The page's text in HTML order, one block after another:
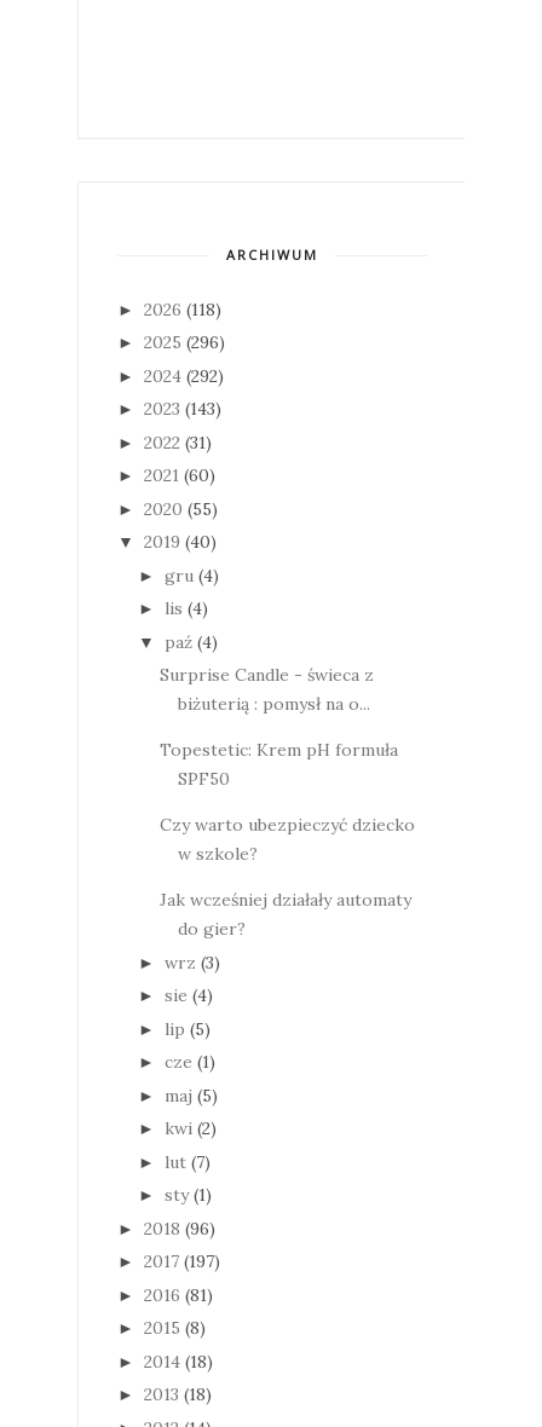
ARCHIWUM
► 2026 (118)
► 2025 (296)
► 2024 (292)
► 2023 (143)
► 2022 (31)
► 2021 (60)
► 2020 (55)
▼ 2019 (40)
► gru (4)
► lis (4)
▼ paź (4)
Surprise Candle - świeca z
biżuterią : pomysł na o...
Topestetic: Krem pH formuła
SPF50
Czy warto ubezpieczyć dziecko
w szkole?
Jak wcześniej działały automaty
do gier?
► wrz (3)
► sie (4)
► lip (5)
► cze (1)
► maj (5)
► kwi (2)
► lut (7)
► sty (1)
► 2018 (96)
► 2017 (197)
► 2016 (81)
► 2015 (8)
► 2014 (18)
► 2013 (18)